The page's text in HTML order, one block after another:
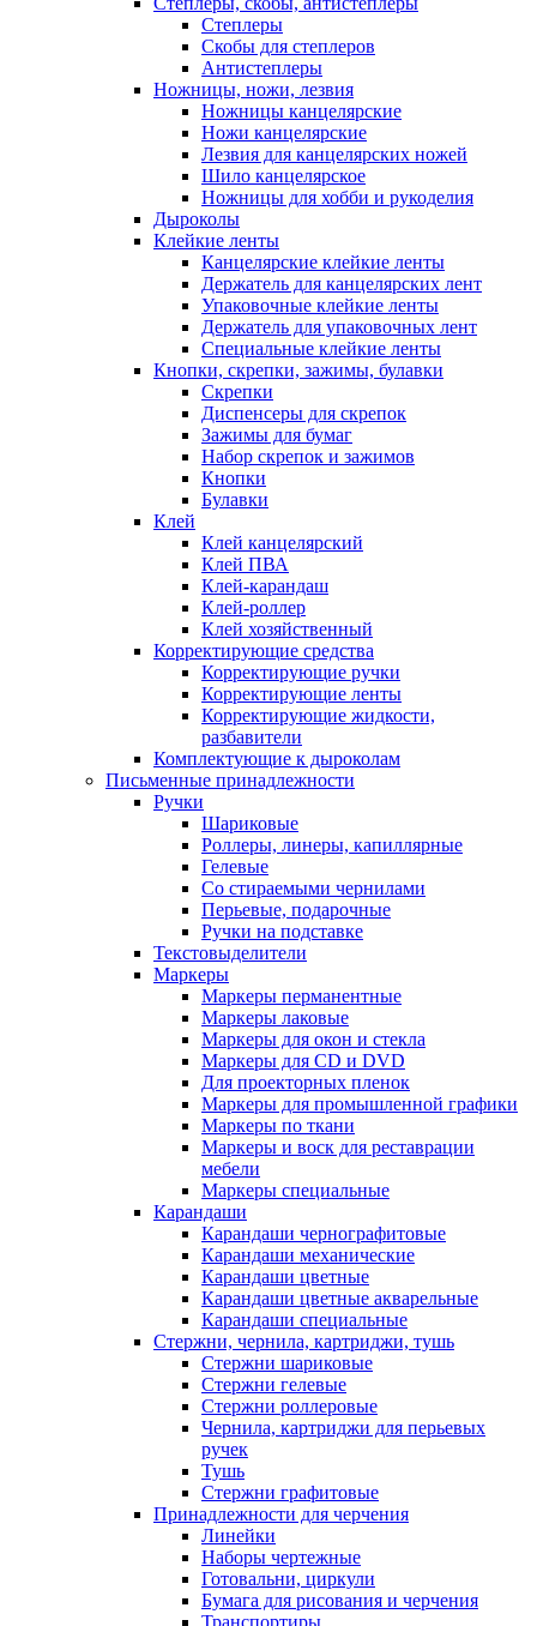
Степлеры
Скобы для степлеров
Антистеплеры
Ножницы, ножи, лезвия
Ножницы канцелярские
Ножи канцелярские
Лезвия для канцелярских ножей
Шило канцелярское
Ножницы для хобби и рукоделия
Дыроколы
Клейкие ленты
Канцелярские клейкие ленты
Держатель для канцелярских лент
Упаковочные клейкие ленты
Держатель для упаковочных лент
Специальные клейкие ленты
Кнопки, скрепки, зажимы, булавки
Скрепки
Диспенсеры для скрепок
Зажимы для бумаг
Набор скрепок и зажимов
Кнопки
Булавки
Клей
Клей канцелярский
Клей ПВА
Клей-карандаш
Клей-роллер
Клей хозяйственный
Корректирующие средства
Корректирующие ручки
Корректирующие ленты
Корректирующие жидкости,
разбавители
Комплектующие к дыроколам
Письменные принадлежности
Ручки
Шариковые
Роллеры, линеры, капиллярные
Гелевые
Со стираемыми чернилами
Перьевые, подарочные
Ручки на подставке
Текстовыделители
Маркеры
Маркеры перманентные
Маркеры лаковые
Маркеры для окон и стекла
Маркеры для CD и DVD
Для проекторных пленок
Маркеры для промышленной графики
Маркеры по ткани
Маркеры и воск для реставрации
мебели
Маркеры специальные
Карандаши
Карандаши чернографитовые
Карандаши механические
Карандаши цветные
Карандаши цветные акварельные
Карандаши специальные
Стержни, чернила, картриджи, тушь
Стержни шариковые
Стержни гелевые
Стержни роллеровые
Чернила, картриджи для перьевых
ручек
Тушь
Стержни графитовые
Принадлежности для черчения
Линейки
Наборы чертежные
Готовальни, циркули
Бумага для рисования и черчения